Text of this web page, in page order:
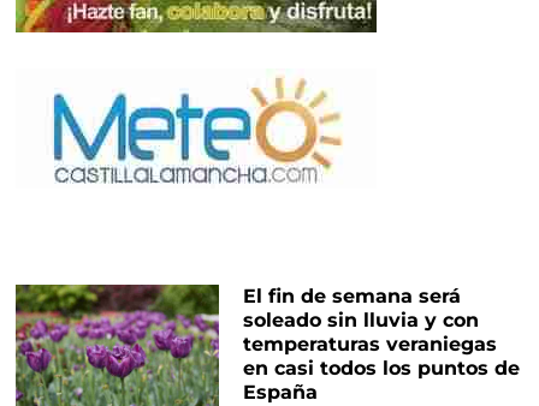
El fin de semana será
soleado sin lluvia y con
temperaturas veraniegas
en casi todos los puntos de
España